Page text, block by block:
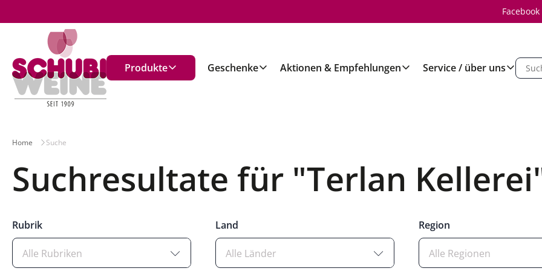
Facebook
Produkte Geschenke Aktionen & Empfehlungen Service / über uns
Home Suche
Suchresultate für "Terlan
Rubrik
Alle Rubriken
Land
Alle Länder
Region
Alle Regionen